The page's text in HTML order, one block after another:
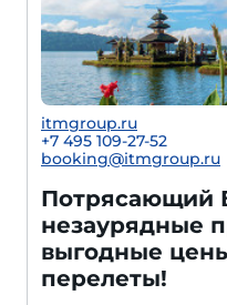
itmgroup.ru
+7 495 109-27-52
booking@itmgroup.ru
Потрясающий
незаурядные
выгодные
перелеты!